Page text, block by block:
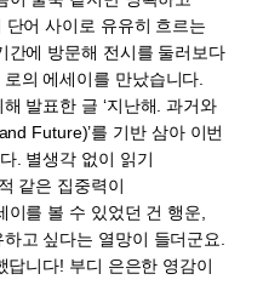
어 사이로 유유히 흐르는
간에 방문해 전시를 둘러보다
의 에세이를 만났습니다.
발표한 글 ‘지난해. 과거와
Future)’를 기반 삼아 이번
. 별생각 없이 읽기
같은 집중력이
이를 볼 수 있었던 건 행운,
고 싶다는 열망이 들더군요.
답니다! 부디 은은한 영감이